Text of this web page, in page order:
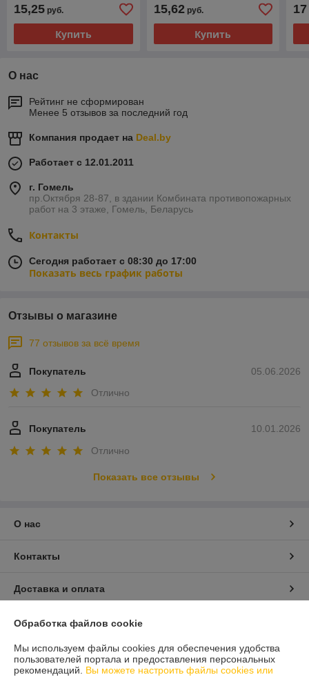
15,25 руб.
Купить
15,62руб.
Купить
17
О нас
Рейтинг не сформирован
Менее 5 отзывов за последний год
Компания продает на Deal.by
Работает с 12.01.2011
г. Гомель
пр.Октября 28-87, в здании Комбината противопожарных
работ на 3 этаже, Гомель, Беларусь
Контакты
Сегодня работает с 08:30 до 17:00
Показать весь график работы
Отзывы о магазине
77 отзывов за всё время
05.06.2026
Покупатель
Отлично
10.01.2026
Покупатель
Отлично
Показать все отзывы
О нас
Контакты
Доставка и оплата
График работы
Полная версия сайта
Обработка файлов cookie
Мы используем файлы cookies для обеспечения удобства
пользователей портала и предоставления персональных
рекомендаций. Вы можете настроить файлы cookies или